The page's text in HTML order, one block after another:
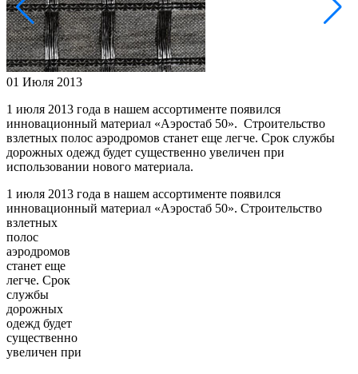
01 Июля 2013
1 июля 2013 года в нашем ассортименте появился
инновационный материал «Аэростаб 50». Строительство
взлетных полос аэродромов станет еще легче. Срок службы
дорожных одежд будет существенно увеличен при
использовании нового материала.
1 июля 2013 года в нашем ассортименте появился
инновационный материал «Аэростаб 50». Строительство
взлетных
полос
аэродромов
станет еще
легче. Срок
службы
дорожных
одежд будет
существенно
увеличен при